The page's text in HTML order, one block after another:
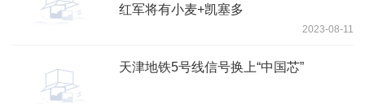
红军将有小麦+凯塞多
2023-08-11
天津地铁5号线信号换上“中国芯”